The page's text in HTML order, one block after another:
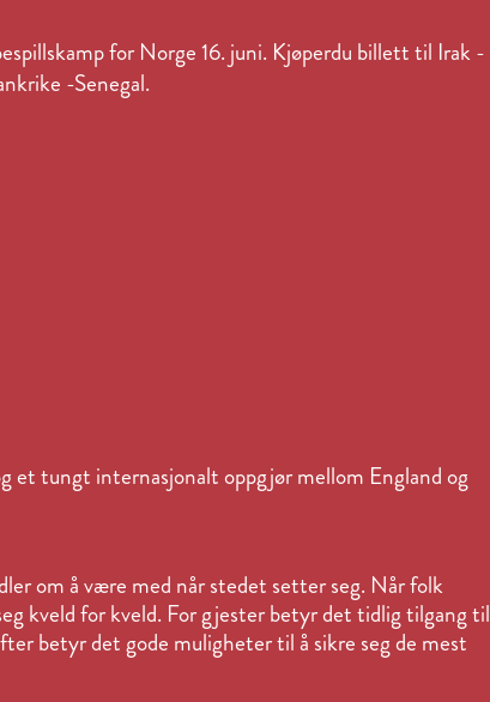
for Norge 16. juni. Kjøperdu billett til Irak -
-Senegal.
et tungt internasjonalt oppgjør mellom England og
om å være med når stedet setter seg. Når folk
kveld for kveld. For gjester betyr det tidlig tilgang til
betyr det gode muligheter til å sikre seg de mest